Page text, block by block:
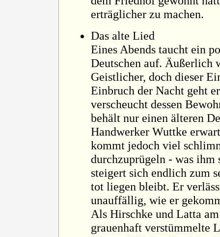
erträglicher zu machen.
Das alte Lied
Eines Abends taucht ein
Deutschen auf.
Geistlicher, doch dieser
Einbruch der Nacht geht
verscheucht dessen
behält nur einen älteren
Handwerker Wuttke
kommt jedoch viel
durchzuprügeln - was
steigert sich endlich zum
tot liegen bleibt. Er
unauffällig, wie er
Als Hirschke und Latta
grauenhaft verstümmelte